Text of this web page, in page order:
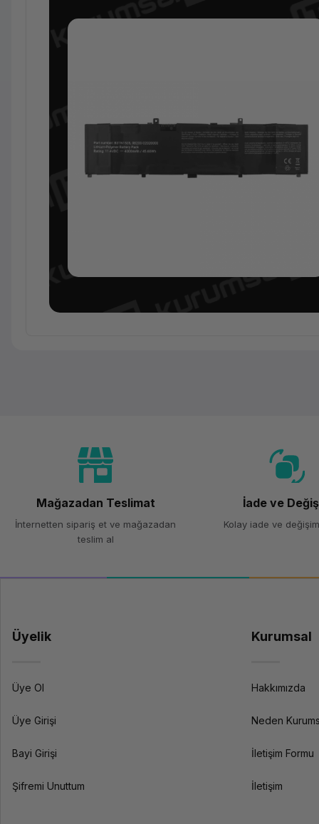
Model
Performans
Hücre Sayısı
Mağazadan Teslimat
İnternetten sipariş et ve mağazadan
teslim al
İade ve
Kolay iade ve
Üyelik
Üye Ol
Üye Girişi
Bayi Girişi
Şifremi Unuttum
Kurumsal
Hakkımızda
Neden
İletişim Formu
İletişim